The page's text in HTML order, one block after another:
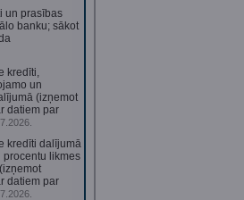
un prasības
banku; sākot
kredīti,
un
(izņemot
datiem par
kredīti dalījumā
procentu likmes
datiem par